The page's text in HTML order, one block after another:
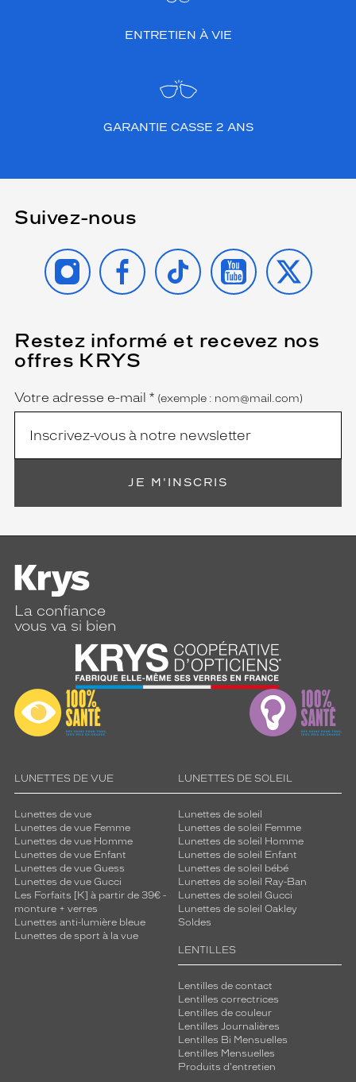
ENTRETIEN À VIE
GARANTIE CASSE 2 ANS
Suivez-nous
INSTAGRAMFACEBOOK
TIKTOK YOUTUBE
X
Restez informé et recevez nos
offres KRYS
Name
Votre adresse e-mail *
(Ce
champ
est
(exemple : nom@mail.com)
JE M'INSCRIS
La confiance
vous va si bien
LUNETTES DE VUE
Lunettes de vue
Lunettes de vue Femme
Lunettes de vue Homme
Lunettes de vue Enfant
Lunettes de vue Guess
Lunettes de vue Gucci
Les Forfaits [K] à partir de 39€ -
monture + verres
Lunettes anti-lumière bleue
Lunettes de sport à la vue
LUNETTES DE SOLEIL
Lunettes de soleil
Lunettes de soleil Femme
Lunettes de soleil Homme
Lunettes de soleil Enfant
Lunettes de soleil bébé
Lunettes de soleil Ray-Ban
Lunettes de soleil Gucci
Lunettes de soleil Oakley
Soldes
LENTILLES
Lentilles de contact
Lentilles correctrices
Lentilles de couleur
Lentilles Journalières
Lentilles Bi Mensuelles
Lentilles Mensuelles
Produits d'entretien